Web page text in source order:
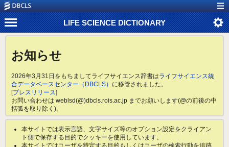
LIFE SCIENCE DICTIONARY
お知らせ
2026年3月31日をもちましてライフサイエンス辞書はライフサイエンス統
合データベースセンター（DBCLS） に移管されました。
[プレスリリース]
お問い合わせは weblsd(@)dbcls.rois.ac.jp までお願いします(@の前後の中
括弧を取り除く)。
本サイトでは表示言語、文字サイズ等のオプション設定をクライアン
ト側で保存する目的でクッキーを使用しています。
本サイトではユーザを特定する目的もしくはユーザの検索行動を追跡